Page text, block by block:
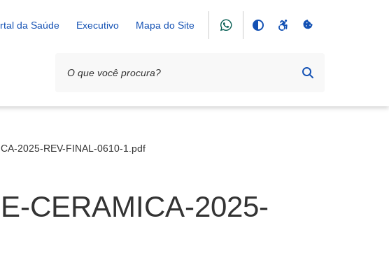
da Saúde Executivo Mapa do Site
2025-REV-FINAL-0610-1.pdf
CERAMICA-2025-